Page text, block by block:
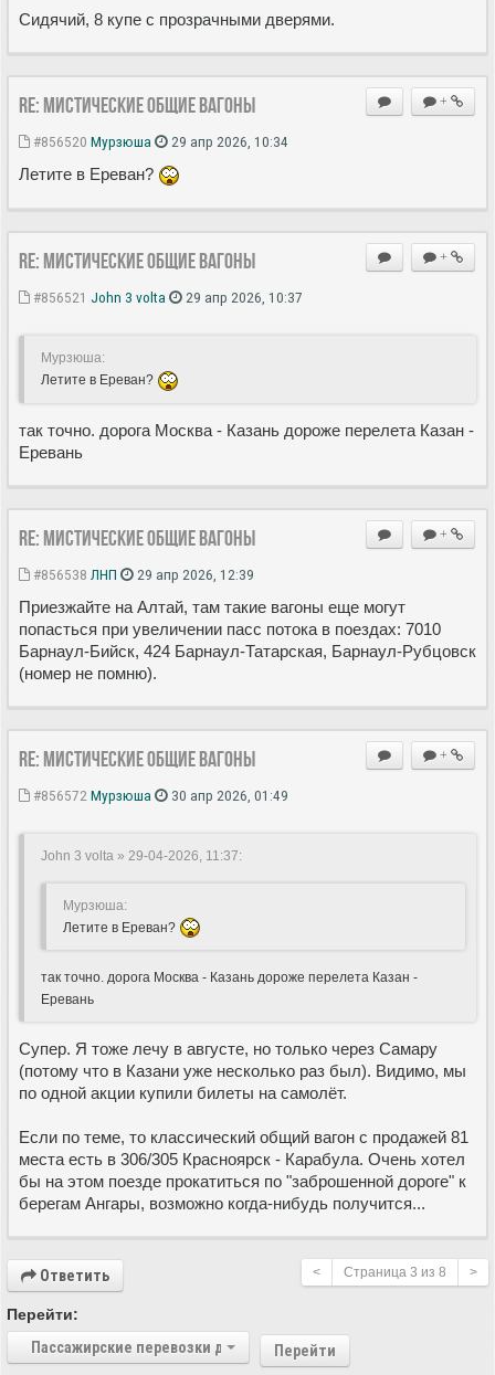
Сидячий, 8 купе с прозрачными дверями.
+
Re: Мистические ОБЩИЕ вагоны
#856520 Мурзюша 29 апр 2026, 10:34
Летите в Ереван?
+
Re: Мистические ОБЩИЕ вагоны
#856521 John 3 volta 29 апр 2026, 10:37
Мурзюша:
Летите в Ереван?
так точно. дорога Москва - Казань дороже перелета Казан -
Еревань
+
Re: Мистические ОБЩИЕ вагоны
#856538 ЛНП 29 апр 2026, 12:39
Приезжайте на Алтай, там такие вагоны еще могут
попасться при увеличении пасс потока в поездах: 7010
Барнаул-Бийск, 424 Барнаул-Татарская, Барнаул-Рубцовск
(номер не помню).
+
Re: Мистические ОБЩИЕ вагоны
#856572 Мурзюша 30 апр 2026, 01:49
John 3 volta » 29-04-2026, 11:37:
Мурзюша:
Летите в Ереван?
так точно. дорога Москва - Казань дороже перелета Казан -
Еревань
Супер. Я тоже лечу в августе, но только через Самару
(потому что в Казани уже несколько раз был). Видимо, мы
по одной акции купили билеты на самолёт.
Если по теме, то классический общий вагон с продажей 81
места есть в 306/305 Красноярск - Карабула. Очень хотел
бы на этом поезде прокатиться по "заброшенной дороге" к
берегам Ангары, возможно когда-нибудь получится...
Ответить < Страница 3 из 8 >
Перейти:
Пассажирские перевозки дальнего следования
Перейти